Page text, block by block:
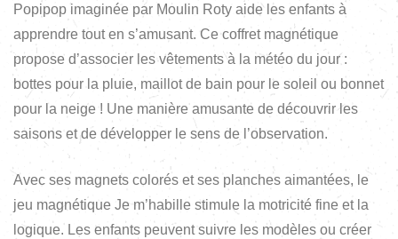
Popipop imaginée par Moulin Roty aide les enfants à
apprendre tout en s’amusant. Ce coffret magnétique
propose d’associer les vêtements à la météo du jour :
bottes pour la pluie, maillot de bain pour le soleil ou bonnet
pour la neige ! Une manière amusante de découvrir les
saisons et de développer le sens de l’observation.
Avec ses magnets colorés et ses planches aimantées, le
jeu magnétique Je m’habille stimule la motricité fine et la
logique. Les enfants peuvent suivre les modèles ou créer